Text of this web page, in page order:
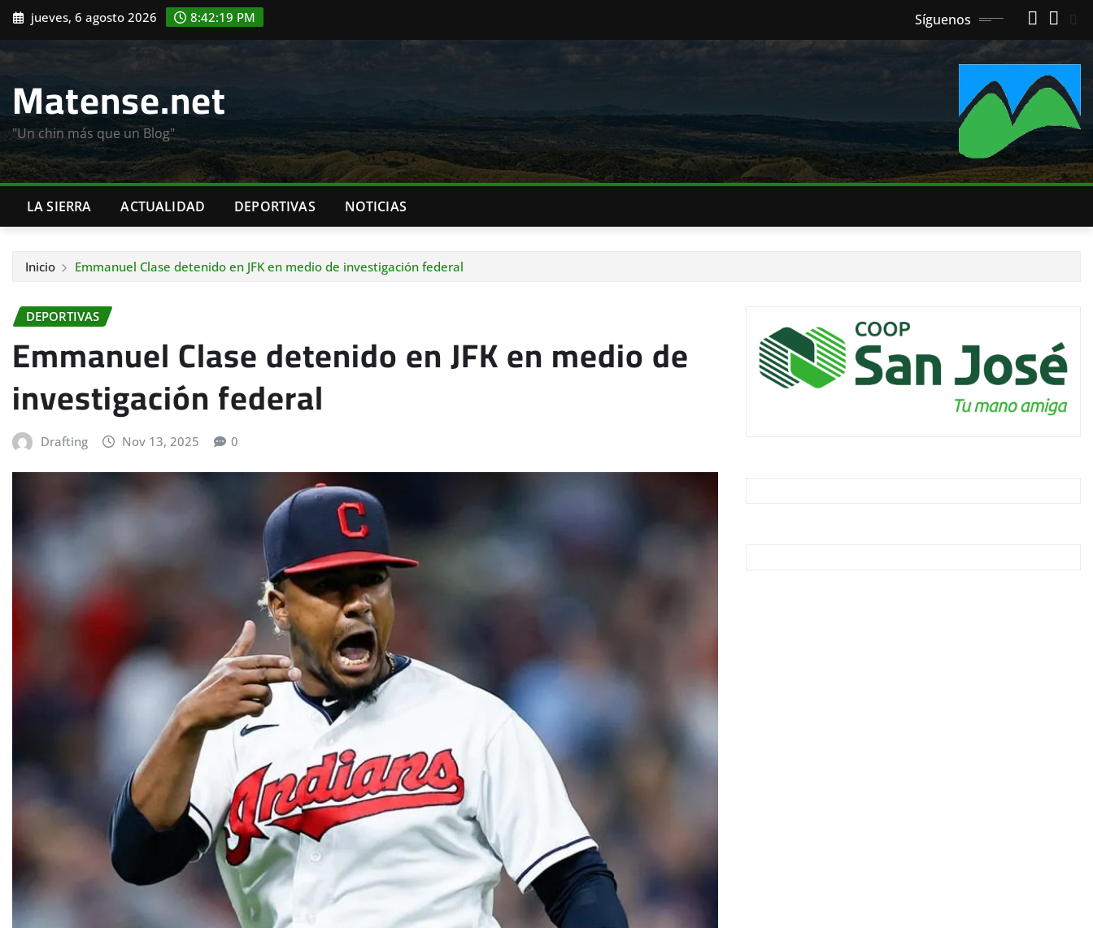
Saltar
contenido
jueves, 6 agosto 2026 8:42:21 PM Síguenos
Matense.net
"Un chin más que un Blog"
LA SIERRA ACTUALIDAD DEPORTIVAS NOTICIAS
Inicio Emmanuel Clase detenido en JFK en medio de investigación federal
DEPORTIVAS
Emmanuel Clase detenido en JFK en medio de
investigación federal
Drafting Nov 13, 2025 0